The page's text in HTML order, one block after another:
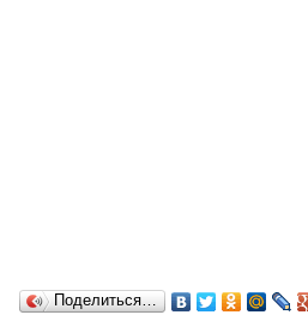
Поделиться…